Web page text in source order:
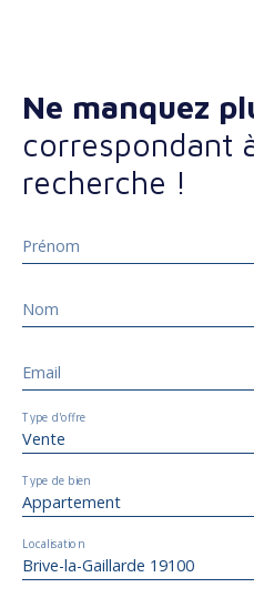
Ne manquez
correspondant
recherche !
Prénom
Nom
Email
Vente
Type d'offre
Appartement
Type de bien
Brive-la-Gaillarde 19100
Localisation